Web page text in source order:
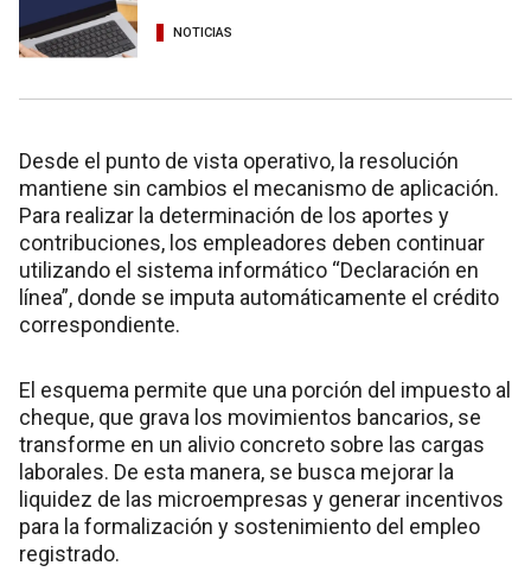
NOTICIAS
Desde el punto de vista operativo, la resolución
mantiene sin cambios el mecanismo de aplicación.
Para realizar la determinación de los aportes y
contribuciones, los empleadores deben continuar
utilizando el sistema informático “Declaración en
línea”, donde se imputa automáticamente el crédito
correspondiente.
El esquema permite que una porción del impuesto al
cheque, que grava los movimientos bancarios, se
transforme en un alivio concreto sobre las cargas
laborales. De esta manera, se busca mejorar la
liquidez de las microempresas y generar incentivos
para la formalización y sostenimiento del empleo
registrado.